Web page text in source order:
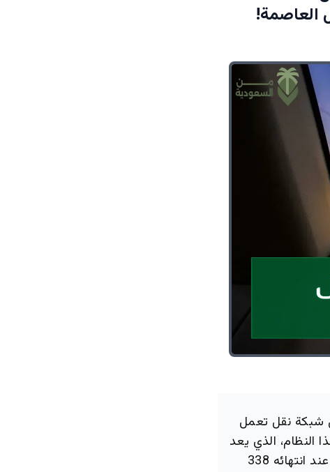
35 متراً، يجري تشغيل شبكة نقل تعمل
النظام، الذي يعد
أول مشروع للسكك الحديدية في المملكة يمر بأنفاق تحت الأرض، سيضم عند انتهائه 338